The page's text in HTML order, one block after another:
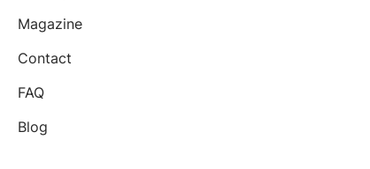
Magazine
Contact
FAQ
Blog